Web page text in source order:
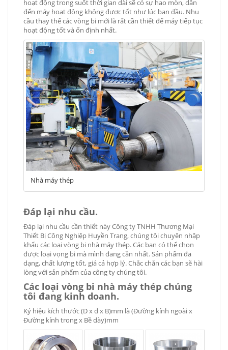
hoạt động trong suốt thời gian dài sẽ có sự hao mòn, dẫn
đến máy hoạt động không được tốt như lúc ban đầu. Nhu
cầu thay thế các vòng bi mới là rất cần thiết để máy tiếp tục
hoạt động tốt và ổn định nhất.
Nhà máy thép
Đáp lại nhu cầu.
Đáp lại nhu cầu cần thiết này Công ty TNHH Thương Mại
Thiết Bị Công Nghiệp Huyền Trang, chúng tôi chuyên nhập
khẩu các loại vòng bi nhà máy thép. Các bạn có thể chọn
được loại vọng bi mà mình đang cần nhất. Sản phẩm đa
dạng, chất lượng tốt, giá cả hợp lý. Chắc chắn các bạn sẽ hài
lòng với sản phẩm của công ty chúng tôi.
Các loại vòng bi nhà máy thép chúng
tôi đang kinh doanh.
Ký hiệu kích thước (D x d x B)mm là (Đường kính ngoài x
Đường kính trong x Bề dày)mm